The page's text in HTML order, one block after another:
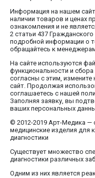
Информация на нашем
наличии товаров и ценах
ознакомления и не
2 статьи 437
подробной информации о
обращайтесь к
На сайте используются
функциональности и
согласны с этим, измените
сайт. Продолжая
соглашаетесь с нашей
Заполняя заявку, вы
ваших персональных
© 2012-2019 Арт-Медика —
медицинские изделия для
диагностики
Существует множество
диагностики различных
Одним из них является